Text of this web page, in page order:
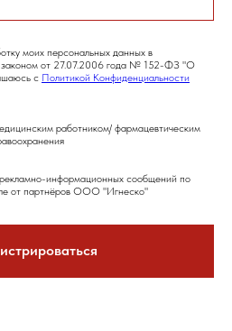
моих персональных данных в
законом от 27.07.2006 года № 152-ФЗ "О
с Политикой Конфиденциальности
работником/ фармацевтическим
информационных сообщений по
от партнёров ООО "Игнеско"